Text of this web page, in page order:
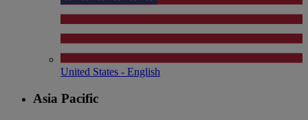
United States - English
Asia Pacific